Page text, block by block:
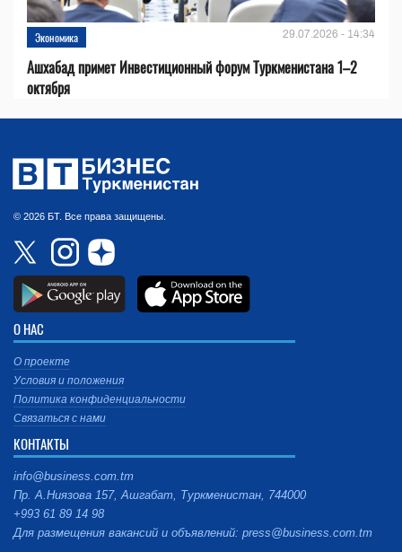
Экономика 29.07.2026 - 14:34
Ашхабад примет Инвестиционный форум Туркменистана 1–2
октября
© 2026 БТ. Все права защищены.
О НАС
О проекте
Условия и положения
Политика конфиденциальности
Связаться с нами
КОНТАКТЫ
info@business.com.tm
Пр. А.Ниязова 157, Ашгабат, Туркменистан, 744000
+993 61 89 14 98
Для размещения вакансий и объявлений: press@business.com.tm